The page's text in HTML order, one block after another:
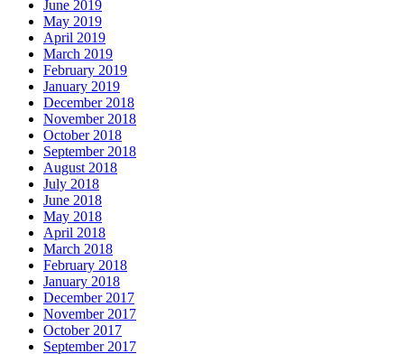
June 2019
May 2019
April 2019
March 2019
February 2019
January 2019
December 2018
November 2018
October 2018
September 2018
August 2018
July 2018
June 2018
May 2018
April 2018
March 2018
February 2018
January 2018
December 2017
November 2017
October 2017
September 2017